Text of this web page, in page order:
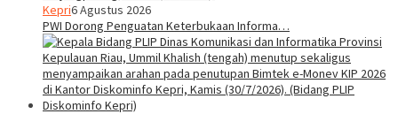
Kepri6 Agustus 2026
PWI Dorong Penguatan Keterbukaan Informa…